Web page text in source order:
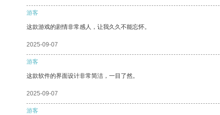
游客
这款游戏的剧情非常感人，让我久久不能忘怀。
2025-09-07
游客
这款软件的界面设计非常简洁，一目了然。
2025-09-07
游客